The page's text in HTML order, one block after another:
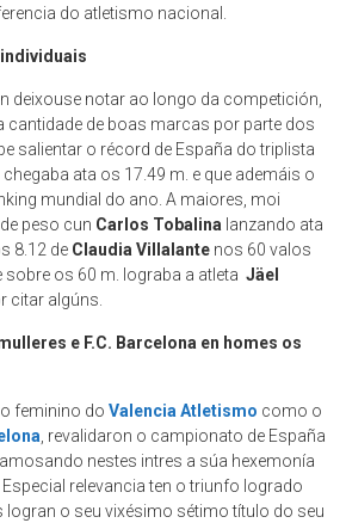
do atletismo nacional.
deixouse notar ao longo da competición,
cantidade de boas marcas por parte dos
salientar o récord de España do triplista
chegaba ata os 17.49 m. e que ademáis o
mundial do ano. A maiores, moi
peso cun Carlos Tobalinalanzando ata
8.12 de Claudia Villalantenos 60 valos
sobre os 60 m. lograba a atleta Jäel
citar algúns.
e F.C. Barcelona en homes os
feminino do Valencia Atletismo como o
, revalidaron o campionato de España
nestes intres a súa hexemonía
relevancia ten o triunfo logrado
logran o seu vixésimo sétimo título do seu